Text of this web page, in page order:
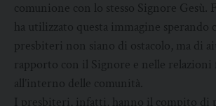
comunione con lo stesso Signore Gesù.
ha utilizzato questa immagine sperando
presbiteri non siano di ostacolo, ma di
rapporto con il Signore e nelle relazioni
all’interno delle comunità.
I presbiteri, infatti, hanno il compito di